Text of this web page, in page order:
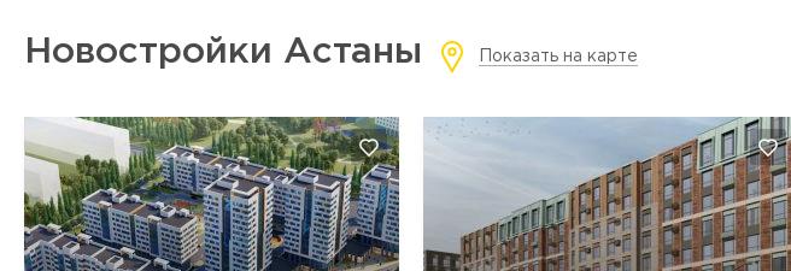
Новостройки Астаны Показать на карте